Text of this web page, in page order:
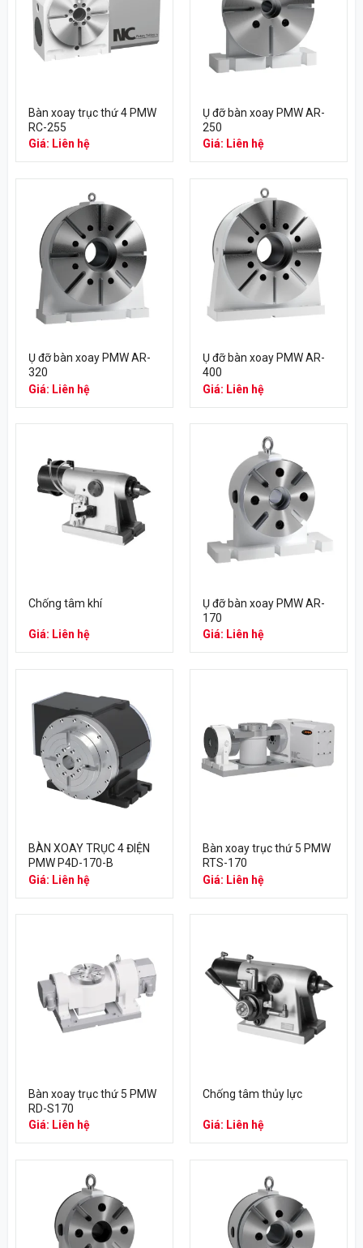
Bàn xoay trục thứ 4 PMW
RC-255
Giá: Liên hệ
Ụ đỡ bàn xoay PMW AR-
250
Giá: Liên hệ
Ụ đỡ bàn xoay PMW AR-
320
Giá: Liên hệ
Ụ đỡ bàn xoay PMW AR-
400
Giá: Liên hệ
Chống tâm khí
Giá: Liên hệ
Ụ đỡ bàn xoay PMW AR-
170
Giá: Liên hệ
BÀN XOAY TRỤC 4 ĐIỆN
PMW P4D-170-B
Giá: Liên hệ
Bàn xoay trục thứ 5 PMW
RTS-170
Giá: Liên hệ
Bàn xoay trục thứ 5 PMW
RD-S170
Giá: Liên hệ
Chống tâm thủy lực
Giá: Liên hệ